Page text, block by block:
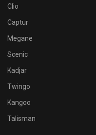
Clio
Captur
Megane
Scenic
Kadjar
Twingo
Kangoo
Talisman